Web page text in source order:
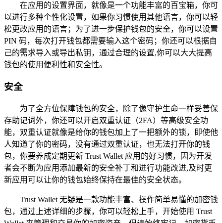
在应用的设置界面，就像是一个功能丰富的百宝箱，你可
以进行多种个性化设置，如果你习惯使用其他语言，你可以轻
松更改应用的语言；为了进一步保护钱包的安全，你可以设置
PIN 码，每次打开钱包都需要输入这个密码；你还可以根据自
己的需求导入或导出私钥，通过合理的设置,你可以大大提高
钱包的使用便利性和安全性。
安全
为了全方位保障钱包的安全，除了像守护生命一样妥善保
存助记词外，你还可以开启双重认证（2FA）等高级安全功
能，双重认证就像是给你的钱包加上了一把额外的锁，即使他
人知道了你的密码，没有通过双重认证，也无法打开你的钱
包，你要养成定期更新 Trust Wallet 应用的好习惯，因为开发
者会不断为应用添加最新的安全补丁和进行功能改进,及时更
新应用可以让你的钱包始终保持在最佳的安全状态。
Trust Wallet 无疑是一款功能丰富、操作简单易懂的加密钱
包，通过上述详细的步骤，你可以轻松上手，开始使用 Trust